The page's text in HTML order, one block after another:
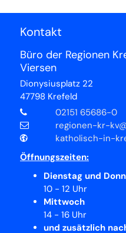
Kontakt
Büro der Regionen
Viersen
Dionysiusplatz 22
47798 Krefeld
02151 65686-0
regionen-kr-
katholisch-in-
Öffnungszeiten:
Dienstag und
10 - 12 Uhr
Mittwoch
14 - 16 Uhr
und zusätzlich